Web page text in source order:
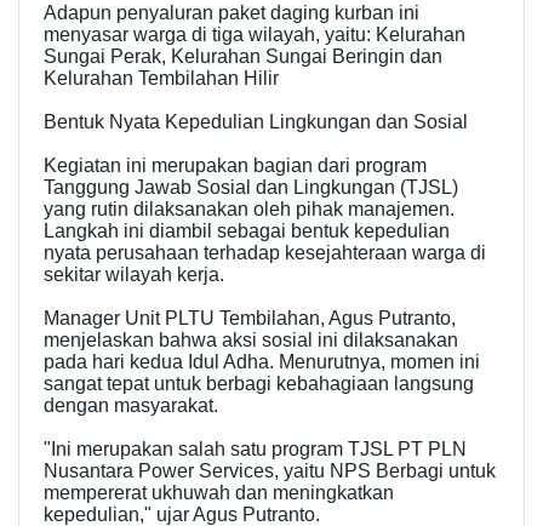
Adapun penyaluran paket daging kurban ini
menyasar warga di tiga wilayah, yaitu: Kelurahan
Sungai Perak, Kelurahan Sungai Beringin dan
Kelurahan Tembilahan Hilir
Bentuk Nyata Kepedulian Lingkungan dan Sosial
Kegiatan ini merupakan bagian dari program
Tanggung Jawab Sosial dan Lingkungan (TJSL)
yang rutin dilaksanakan oleh pihak manajemen.
Langkah ini diambil sebagai bentuk kepedulian
nyata perusahaan terhadap kesejahteraan warga di
sekitar wilayah kerja.
Manager Unit PLTU Tembilahan, Agus Putranto,
menjelaskan bahwa aksi sosial ini dilaksanakan
pada hari kedua Idul Adha. Menurutnya, momen ini
sangat tepat untuk berbagi kebahagiaan langsung
dengan masyarakat.
"Ini merupakan salah satu program TJSL PT PLN
Nusantara Power Services, yaitu NPS Berbagi untuk
mempererat ukhuwah dan meningkatkan
kepedulian," ujar Agus Putranto.